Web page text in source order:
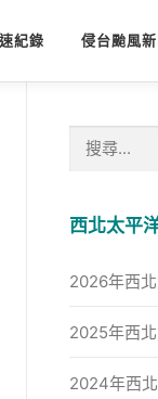
紀錄 侵台颱風
字:
西北太平
2026年西
2025年西
2024年西